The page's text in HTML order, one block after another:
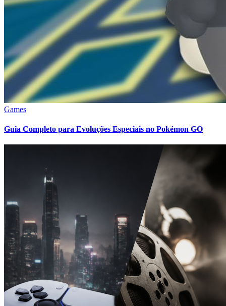
Games
Guia Completo para Evoluções Especiais no Pokémon GO